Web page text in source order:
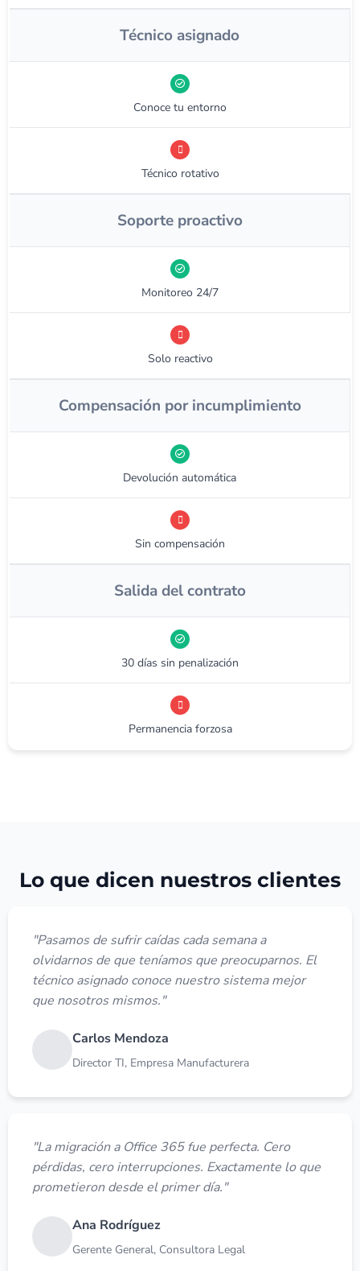
Técnico asignado
Conoce tu entorno
Técnico rotativo
Soporte proactivo
Monitoreo 24/7
Solo reactivo
Compensación por incumplimiento
Devolución automática
Sin compensación
Salida del contrato
30 días sin penalización
Permanencia forzosa
Lo que dicen nuestros clientes
"Pasamos de sufrir caídas cada semana a
olvidarnos de que teníamos que preocuparnos. El
técnico asignado conoce nuestro sistema mejor
que nosotros mismos."
Carlos Mendoza
Director TI, Empresa Manufacturera
"La migración a Office 365 fue perfecta. Cero
pérdidas, cero interrupciones. Exactamente lo que
prometieron desde el primer día."
Ana Rodríguez
Gerente General, Consultora Legal